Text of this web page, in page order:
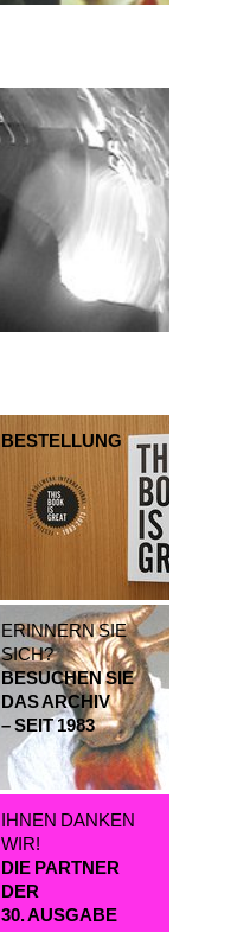
BESTELLUNG
ERINNERN SIE
SICH?
BESUCHEN SIE
DAS ARCHIV
– SEIT 1983
IHNEN DANKEN
WIR!
DIE PARTNER
DER
30. AUSGABE